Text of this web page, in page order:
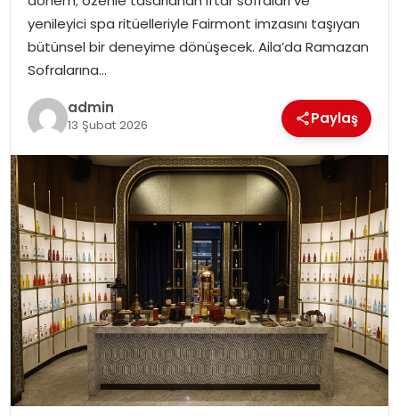
YAŞAM
yenileyici spa ritüelleriyle Fairmont imzasını taşıyan
bütünsel bir deneyime dönüşecek. Aila’da Ramazan
Sofralarına…
admin
13 Şubat 2026 Paylaş